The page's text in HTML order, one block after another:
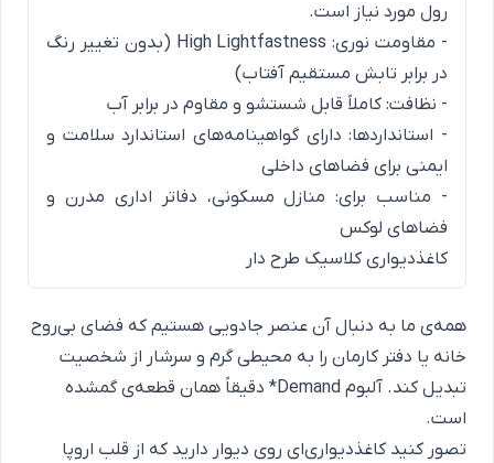
رول مورد نیاز است.
- مقاومت نوری: High Lightfastness (بدون تغییر رنگ
در برابر تابش مستقیم آفتاب)
- نظافت: کاملاً قابل شستشو و مقاوم در برابر آب
- استانداردها: دارای گواهینامه‌های استاندارد سلامت و
ایمنی برای فضاهای داخلی
- مناسب برای: منازل مسکونی، دفاتر اداری مدرن و
فضاهای لوکس
کاغذدیواری کلاسیک طرح دار
همه‌ی ما به دنبال آن عنصر جادویی هستیم که فضای بی‌روح
خانه یا دفتر کارمان را به محیطی گرم و سرشار از شخصیت
تبدیل کند. آلبوم Demand* دقیقاً همان قطعه‌ی گمشده
است.
تصور کنید کاغذدیواری‌ای روی دیوار دارید که از قلب اروپا